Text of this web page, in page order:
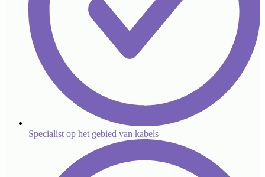
Specialist op het gebied van kabels